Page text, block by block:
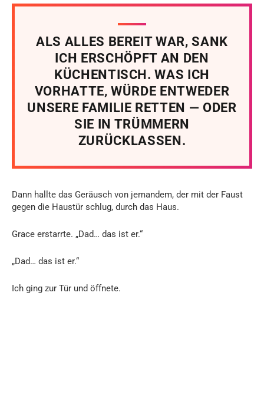
ALS ALLES BEREIT WAR, SANK
ICH ERSCHÖPFT AN DEN
KÜCHENTISCH. WAS ICH
VORHATTE, WÜRDE ENTWEDER
UNSERE FAMILIE RETTEN — ODER
SIE IN TRÜMMERN
ZURÜCKLASSEN.
Dann hallte das Geräusch von jemandem, der mit der Faust
gegen die Haustür schlug, durch das Haus.
Grace erstarrte. „Dad… das ist er.“
„Dad… das ist er.“
Ich ging zur Tür und öffnete.